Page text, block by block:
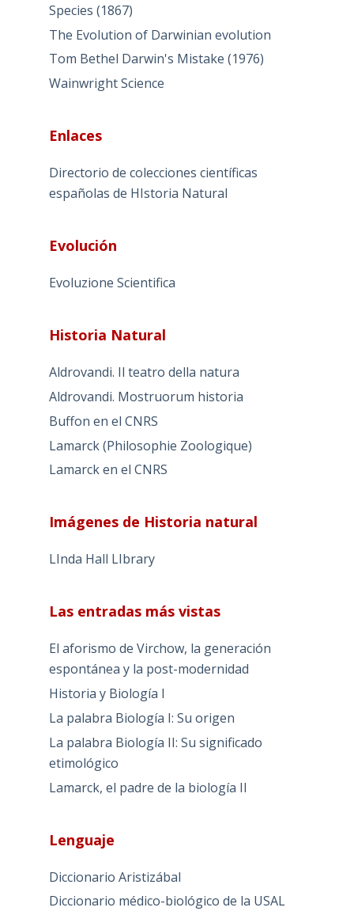
Species (1867)
The Evolution of Darwinian evolution
Tom Bethel Darwin's Mistake (1976)
Wainwright Science
Enlaces
Directorio de colecciones científicas
españolas de HIstoria Natural
Evolución
Evoluzione Scientifica
Historia Natural
Aldrovandi. Il teatro della natura
Aldrovandi. Mostruorum historia
Buffon en el CNRS
Lamarck (Philosophie Zoologique)
Lamarck en el CNRS
Imágenes de Historia natural
LInda Hall LIbrary
Las entradas más vistas
El aforismo de Virchow, la generación
espontánea y la post-modernidad
Historia y Biología I
La palabra Biología I: Su origen
La palabra Biología II: Su significado
etimológico
Lamarck, el padre de la biología II
Lenguaje
Diccionario Aristizábal
Diccionario médico-biológico de la USAL